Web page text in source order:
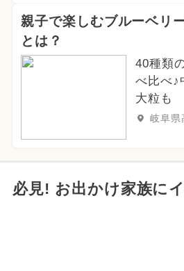
親子で楽しむブルーベリ
とは？
40種類
べ比べ♪
大粒も
岐阜県
必見! お出かけ家族に